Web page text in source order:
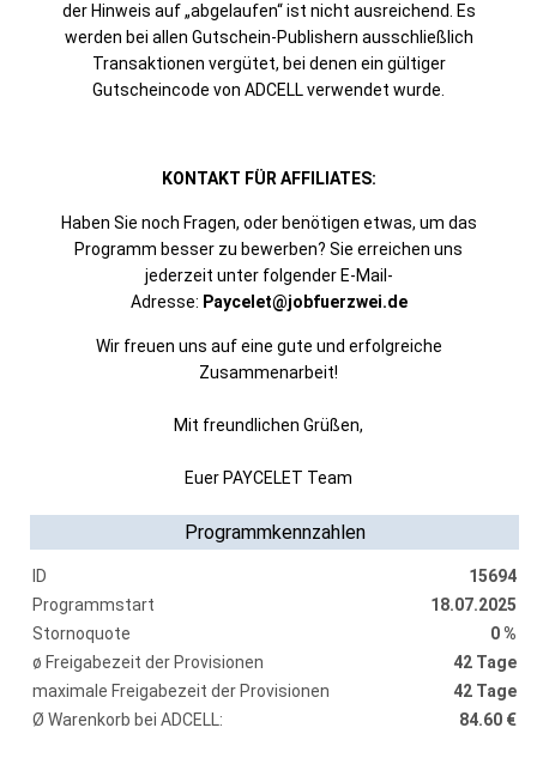
der Hinweis auf „abgelaufen“ ist nicht ausreichend. Es
werden bei allen Gutschein-Publishern ausschließlich
Transaktionen vergütet, bei denen ein gültiger
Gutscheincode von ADCELL verwendet wurde.
KONTAKT FÜR AFFILIATES:
Haben Sie noch Fragen, oder benötigen etwas, um das
Programm besser zu bewerben? Sie erreichen uns
jederzeit unter folgender E-Mail-
Adresse: Paycelet@jobfuerzwei.de
Wir freuen uns auf eine gute und erfolgreiche
Zusammenarbeit!
Mit freundlichen Grüßen,
Euer PAYCELET Team
Programmkennzahlen
ID
15694
Programmstart
18.07.2025
Stornoquote
0 %
ø Freigabezeit der Provisionen
42 Tage
maximale Freigabezeit der Provisionen
42 Tage
Ø Warenkorb bei ADCELL:
84.60 €